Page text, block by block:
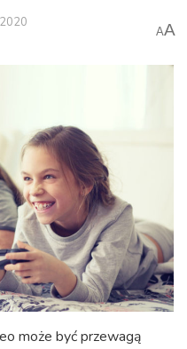
AA
może być przewagą